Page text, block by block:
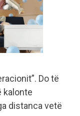
Do të
kalonte
distanca vetë